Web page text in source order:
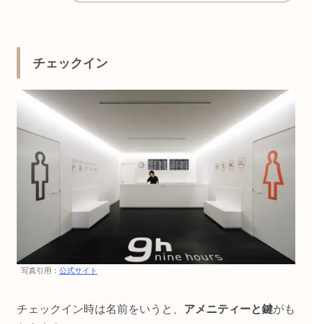
チェックイン
写真引用： 公式サイト
チェックイン時は名前をいうと、 アメニティーと鍵がも